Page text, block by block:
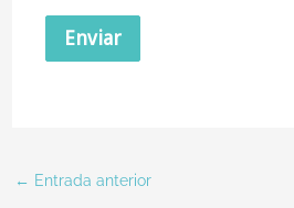
Enviar
← Entrada anterior